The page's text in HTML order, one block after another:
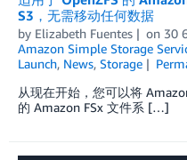
S3，无需移动任何数据
by Elizabeth Fuentes on 30
Amazon Simple Storage
Launch, News, Storage
从现在开始，您可以将
的 Amazon FSx 文件系 […]